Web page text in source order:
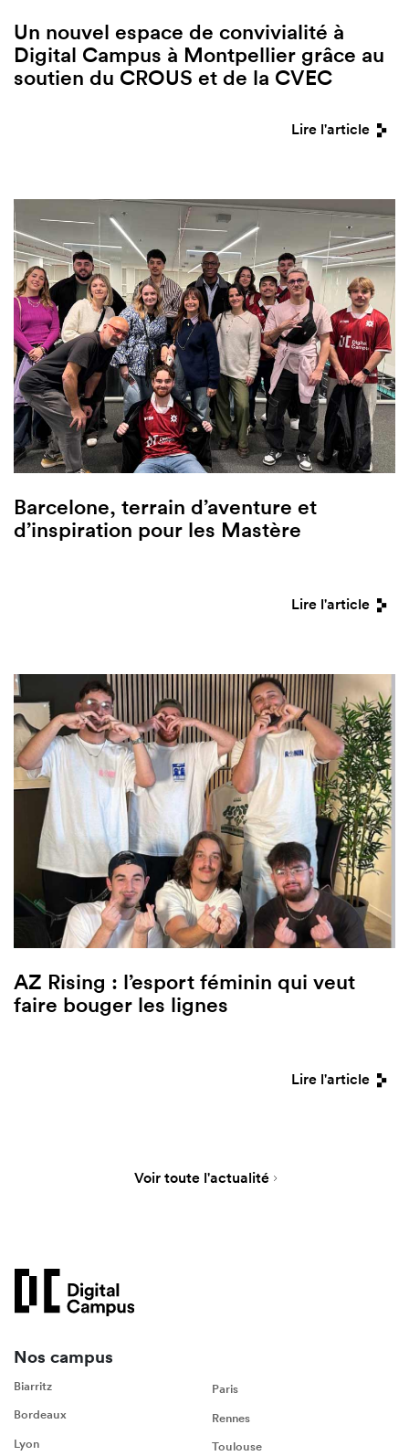
Un nouvel espace de convivialité à
Digital Campus à Montpellier grâce au
soutien du CROUS et de la CVEC
Lire l'article
Barcelone, terrain d’aventure et
d’inspiration pour les Mastère
Lire l'article
AZ Rising : l’esport féminin qui veut
faire bouger les lignes
Lire l'article
Voir toute l'actualité
Nos campus
Biarritz
Bordeaux
Lyon
Paris
Rennes
Toulouse